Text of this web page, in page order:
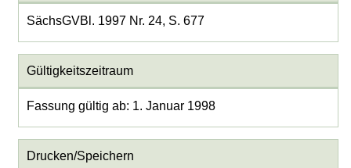
SächsGVBl. 1997 Nr. 24, S. 677
Gültigkeitszeitraum
Fassung gültig ab: 1. Januar 1998
Drucken/Speichern